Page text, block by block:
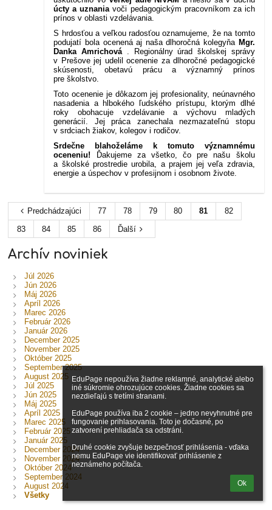
EduPage nepoužíva žiadne reklamné, analytické alebo
iné súkromie ohrozujúce cookies. Žiadne cookies sa
nezdieľajú s tretími stranami.
EduPage používa iba 2 cookie – jedno nevyhnutné pre
fungovanie prihlasovania. Toto je dočasné, po
zatvorení prehliadača sa odstráni.
Druhé cookie zvyšuje bezpečnosť prihlásenia - vďaka
nemu EduPage vie identifikovať prihlásenie z
neznámeho počítača.
Ok
úcty a uznania voči pedagogickým pracovníkom za ich
prínos v oblasti vzdelávania.
S hrdosťou a veľkou radosťou oznamujeme, že na tomto
podujatí bola ocenená aj naša dlhoročná kolegyňa Mgr.
Danka Amrichová . Regionálny úrad školskej správy
v Prešove jej udelil ocenenie za dlhoročné pedagogické
skúsenosti, obetavú prácu a významný prínos
pre školstvo.
Toto ocenenie je dôkazom jej profesionality, neúnavného
nasadenia a hlbokého ľudského prístupu, ktorým dlhé
roky obohacuje vzdelávanie a výchovu mladých
generácií. Jej práca zanechala nezmazateľnú stopu
v srdciach žiakov, kolegov i rodičov.
Srdečne blahoželáme k tomuto významnému
oceneniu! Ďakujeme za všetko, čo pre našu školu
a školské prostredie urobila, a prajem jej veľa zdravia,
energie a úspechov v profesijnom i osobnom živote.
Predchádzajúci 77 78 79 80 81
82
83
84 85 86 Ďalší
Archív noviniek
Júl 2026
Jún 2026
Máj 2026
Apríl 2026
Marec 2026
Február 2026
Január 2026
December 2025
November 2025
Október 2025
September 2025
August 2025
Júl 2025
Jún 2025
Máj 2025
Apríl 2025
Marec 2025
Február 2025
Január 2025
December 2024
November 2024
Október 2024
September 2024
August 2024
Všetky